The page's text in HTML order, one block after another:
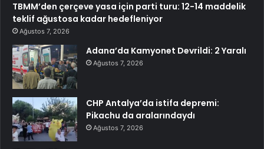
TBMM’den çerçeve yasa için parti turu: 12-14 maddelik
teklif ağustosa kadar hedefleniyor
Ağustos 7, 2026
Adana’da Kamyonet Devrildi: 2 Yaralı
Ağustos 7, 2026
CHP Antalya’da istifa depremi:
Pikachu da aralarındaydı
Ağustos 7, 2026